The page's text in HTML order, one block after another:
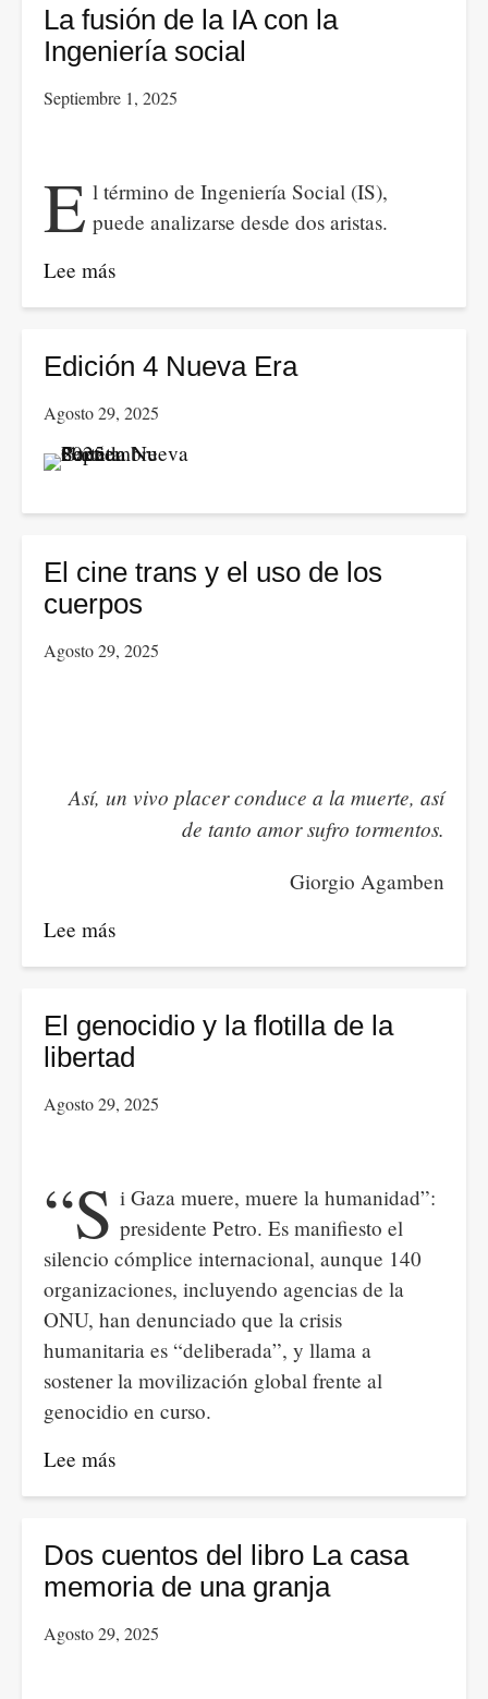
vez
un
La fusión de la IA con la
Ingeniería social
Septiembre 1, 2025
E l término de Ingeniería Social (IS),
puede analizarse desde dos aristas.
Lee más
La
de
IA
con
Ingeniería
Edición 4 Nueva Era
Agosto 29, 2025
El cine trans y el uso de los
cuerpos
Agosto 29, 2025
Así, un vivo placer conduce a la muerte, así
de tanto amor sufro tormentos.
Giorgio Agamben
Lee más
El
trans
y
uso
cuerpos
El genocidio y la flotilla de la
libertad
Agosto 29, 2025
“S i Gaza muere, muere la humanidad”:
presidente Petro. Es manifiesto el
silencio cómplice internacional, aunque 140
organizaciones, incluyendo agencias de la
ONU, han denunciado que la crisis
humanitaria es “deliberada”, y llama a
sostener la movilización global frente al
genocidio en curso.
Lee más
El
y
la
de
Dos cuentos del libro La casa
memoria de una granja
Agosto 29, 2025